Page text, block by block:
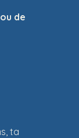
de
ta